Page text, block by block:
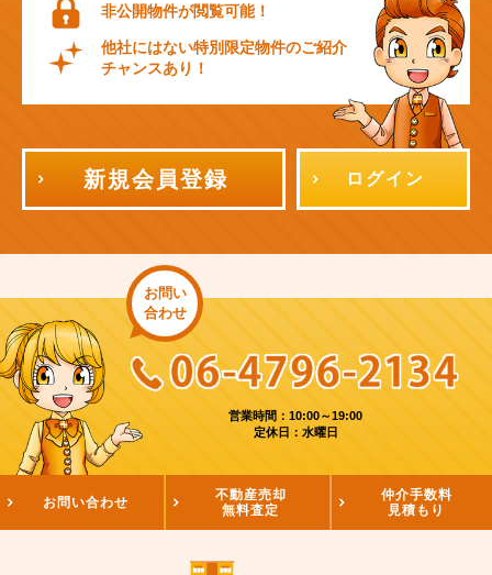
非公開物件が閲覧可能！
他社にはない特別限定物件のご紹介
チャンスあり！
新規会員登録 ログイン
お問い
合わせ
営業時間：10:00～19:00
定休日：水曜日
お問い合わせ
不動産売却
無料査定
仲介手数料
見積もり